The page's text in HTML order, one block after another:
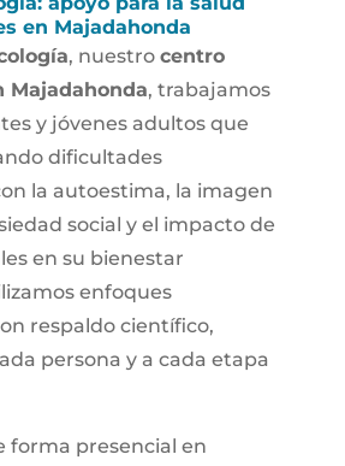
en Majadahonda
, nuestro centro
Majadahonda, trabajamos
y jóvenes adultos que
dificultades
la autoestima, la imagen
social y el impacto de
en su bienestar
enfoques
respaldo científico,
persona y a cada etapa
forma presencial en